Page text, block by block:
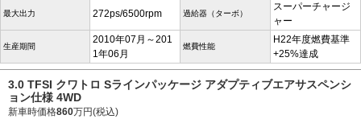
最大出力 272ps/6500rpm 過給器（ターボ）
スーパーチャージ
ャー
生産期間
2010年07月～201
1年06月
燃費性能
H22年度燃費基準
+25%達成
3.0 TFSI クワトロ Sラインパッケージ アダプティブエアサスペンシ
ョン仕様 4WD
新車時価格860万円(税込)